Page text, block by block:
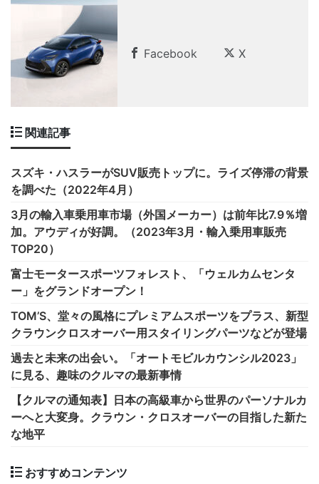
Facebook X
関連記事
スズキ・ハスラーがSUV販売トップに。ライズ停滞の背景
を調べた（2022年4月）
3月の輸入車乗用車市場（外国メーカー）は前年比7.9％増
加。アウディが好調。（2023年3月・輸入乗用車販売
TOP20）
富士モータースポーツフォレスト、「ウェルカムセンタ
ー」をグランドオープン！
TOM’S、堂々の風格にプレミアムスポーツをプラス、新型
クラウンクロスオーバー用スタイリングパーツなどが登場
過去と未来の出会い。「オートモビルカウンシル2023」
に見る、趣味のクルマの最新事情
【クルマの通知表】日本の高級車から世界のパーソナルカ
ーへと大変身。クラウン・クロスオーバーの目指した新た
な地平
おすすめコンテンツ